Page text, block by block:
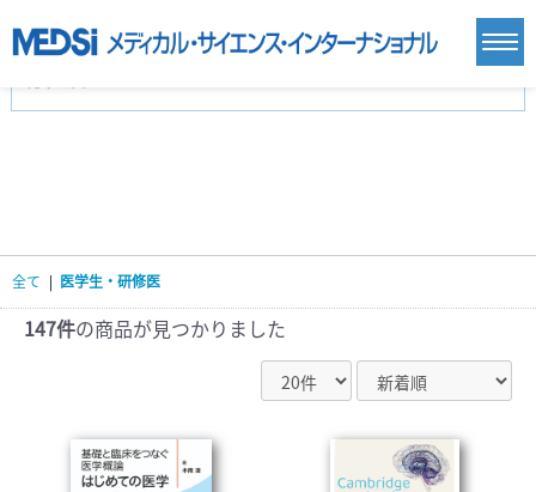
臨床医学:一般(359)
基礎医学(93)
看護学(21)
医療技術(16)
栄養学(0)
薬学(7)
医学一般(91) マルチメディア(0)
全て | 医学生・研修医
147件の商品が見つかりました